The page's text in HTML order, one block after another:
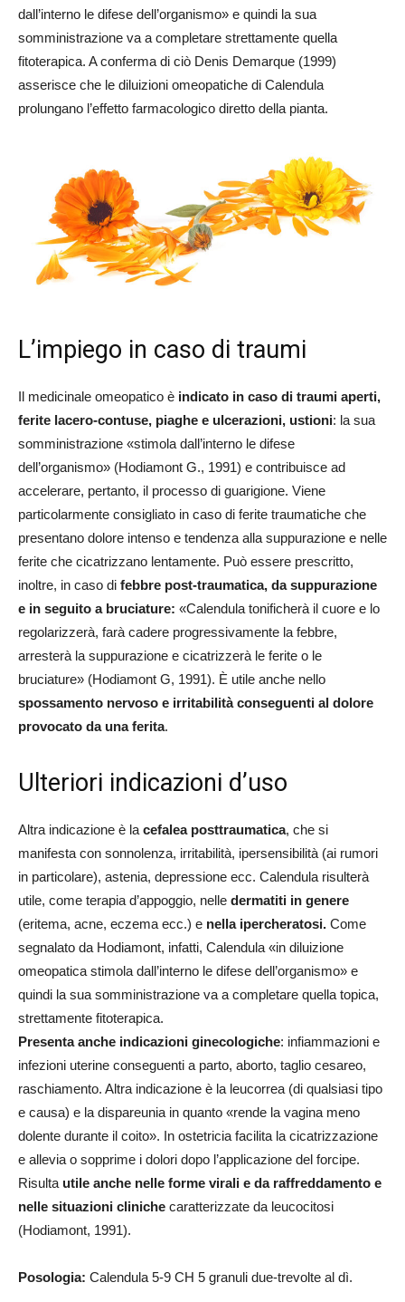
dall’interno le difese dell’organismo» e quindi la sua
somministrazione va a completare strettamente quella
fitoterapica. A conferma di ciò Denis Demarque (1999)
asserisce che le diluizioni omeopatiche di Calendula
prolungano l’effetto farmacologico diretto della pianta.
L’impiego in caso di traumi
Il medicinale omeopatico è indicato in caso di traumi aperti,
ferite lacero-contuse, piaghe e ulcerazioni, ustioni: la sua
somministrazione «stimola dall’interno le difese
dell’organismo» (Hodiamont G., 1991) e contribuisce ad
accelerare, pertanto, il processo di guarigione. Viene
particolarmente consigliato in caso di ferite traumatiche che
presentano dolore intenso e tendenza alla suppurazione e nelle
ferite che cicatrizzano lentamente. Può essere prescritto,
inoltre, in caso di febbre post-traumatica, da suppurazione
e in seguito a bruciature: «Calendula tonificherà il cuore e lo
regolarizzerà, farà cadere progressivamente la febbre,
arresterà la suppurazione e cicatrizzerà le ferite o le
bruciature» (Hodiamont G, 1991). È utile anche nello
spossamento nervoso e irritabilità conseguenti al dolore
provocato da una ferita.
Ulteriori indicazioni d’uso
Altra indicazione è la cefalea posttraumatica, che si
manifesta con sonnolenza, irritabilità, ipersensibilità (ai rumori
in particolare), astenia, depressione ecc. Calendula risulterà
utile, come terapia d’appoggio, nelle dermatiti in genere
(eritema, acne, eczema ecc.) e nella ipercheratosi. Come
segnalato da Hodiamont, infatti, Calendula «in diluizione
omeopatica stimola dall’interno le difese dell’organismo» e
quindi la sua somministrazione va a completare quella topica,
strettamente fitoterapica.
Presenta anche indicazioni ginecologiche: infiammazioni e
infezioni uterine conseguenti a parto, aborto, taglio cesareo,
raschiamento. Altra indicazione è la leucorrea (di qualsiasi tipo
e causa) e la dispareunia in quanto «rende la vagina meno
dolente durante il coito». In ostetricia facilita la cicatrizzazione
e allevia o sopprime i dolori dopo l’applicazione del forcipe.
Risulta utile anche nelle forme virali e da raffreddamento e
nelle situazioni cliniche caratterizzate da leucocitosi
(Hodiamont, 1991).
Posologia: Calendula 5-9 CH 5 granuli due-trevolte al dì.